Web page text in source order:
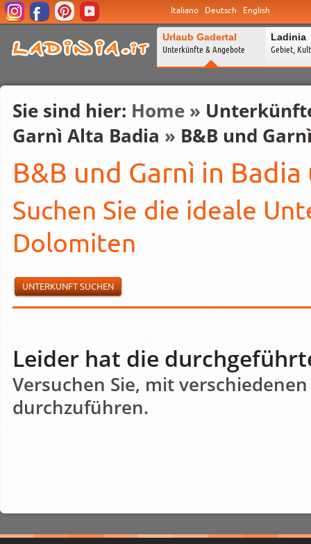
Italiano Deutsch English
Urlaub Gadertal
Unterkünfte & Angebote
Ladinia
Gebiet,
Sie sind hier: Home »
Garnì Alta Badia » B&B und
B&B und Garnì in
Suchen Sie die ideale
Dolomiten
UNTERKUNFT SUCHEN
Leider hat die
Versuchen Sie, mit
durchzuführen.